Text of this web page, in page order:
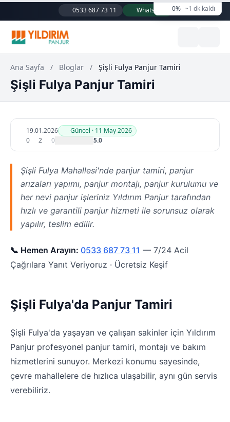
0533 687 73 11 WhatsApp 0% ~1 dk kaldı
Ana Sayfa / Bloglar / Şişli Fulya Panjur Tamiri
Şişli Fulya Panjur Tamiri
19.01.2026
Güncel · 11 May 2026
0
2 0 5.0
Şişli Fulya Mahallesi'nde panjur tamiri, panjur
arızaları yapımı, panjur montajı, panjur kurulumu ve
her nevi panjur işleriniz Yıldırım Panjur tarafından
hızlı ve garantili panjur hizmeti ile sorunsuz olarak
yapılır, teslim edilir.
📞 Hemen Arayın: 0533 687 73 11 — 7/24 Acil
Çağrılara Yanıt Veriyoruz · Ücretsiz Keşif
Şişli Fulya'da Panjur Tamiri
Şişli Fulya'da yaşayan ve çalışan sakinler için Yıldırım
Panjur profesyonel panjur tamiri, montajı ve bakım
hizmetlerini sunuyor. Merkezi konumu sayesinde,
çevre mahallelere de hızlıca ulaşabilir, aynı gün servis
verebiliriz.